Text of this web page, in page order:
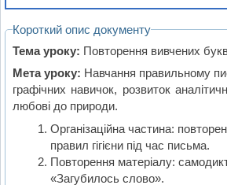
Короткий опис документу
Тема уроку: Повторення вивчених букв
Мета уроку: Навчання правильному
графічних навичок, розвиток
любові до природи.
Організаційна частина:
правил гігієни під час письма.
Повторення матеріалу:
«Загубилось слово».